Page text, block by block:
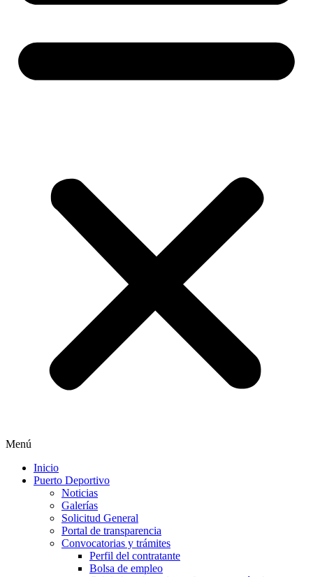
Menú
Inicio
Puerto Deportivo
Noticias
Galerías
Solicitud General
Portal de transparencia
Convocatorias y trámites
Perfil del contratante
Bolsa de empleo